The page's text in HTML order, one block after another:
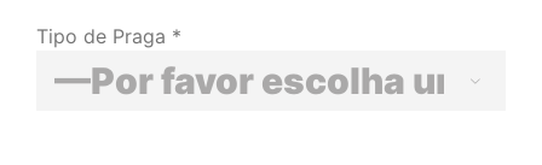
Tipo de Praga *
